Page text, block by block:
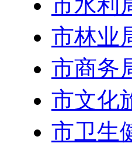
市水利
市林业
市商务
市文化
市卫生